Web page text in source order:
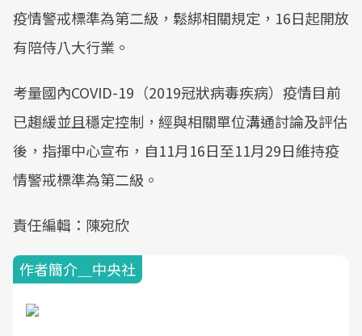
疫情警戒標準為第二級，鬆綁相關規定，16日起開放
有陪侍八大行業。
考量國內COVID-19（2019冠狀病毒疾病）疫情目前
已趨緩並且穩定控制，經與相關單位溝通討論及評估
後，指揮中心宣布，自11月16日至11月29日維持疫
情警戒標準為第二級。
責任編輯：陳宛欣
作者簡介＿中央社